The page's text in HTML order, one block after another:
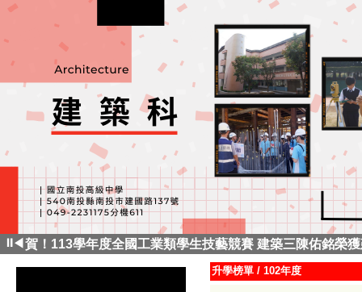
⏸◀
賀！建築科114年科大繁星計畫。 林妤昕錄取國立雲林科
賀！113學年度全國工業類學生技藝競賽 建築三陳佑銘榮
賀！ 建築三林苡喬特殊選才錄取『國立雲林科技大學 建築
賀！建築科113年科大繁星計畫。 楊晏筑錄取國立臺灣科
升學榜單 / 102年度